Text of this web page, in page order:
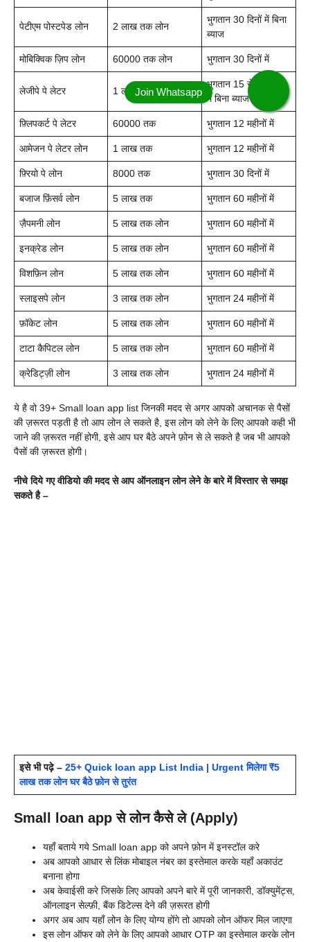
पेटीएम पोस्टपेड लोन 2 लाख तक लोन
भुगतान 30 दिनों में बिना
ब्याज
मोबिक्विक ज़िप लोन 60000 तक लोन भुगतान 30 दिनों में
लेजीपे पे लेटर 1 लाख तक
भुगतान 15 से 30 दिनों
में बिना ब्याज
फ़्लिपकर्ट पे लेटर 60000 तक भुगतान 12 महीनों में
आमेजन पे लेटर लोन 1 लाख तक भुगतान 12 महीनों में
फ़्रियो पे लोन 8000 तक भुगतान 30 दिनों में
बजाज फ़िंसर्व लोन 5 लाख तक भुगतान 60 महीनों में
ज़ैपमनी लोन 5 लाख तक लोन भुगतान 60 महीनों में
इनक्रेड लोन 5 लाख तक लोन भुगतान 60 महीनों में
विशफ़िन लोन 5 लाख तक लोन भुगतान 60 महीनों में
स्लाइसपे लोन 3 लाख तक लोन भुगतान 24 महीनों में
फ़ॉकेट लोन 5 लाख तक लोन भुगतान 60 महीनों में
टाटा कैपिटल लोन 5 लाख तक लोन भुगतान 60 महीनों में
क्रेडिट्ज़ी लोन 3 लाख तक लोन भुगतान 24 महीनों में
ये है वो 39+ Small loan app list जिनकी मदद से अगर आपको अचानक से पैसों
की ज़रूरत पड़ती है तो आप लोन ले सकते है, इस लोन को लेने के लिए आपको कही भी
जाने की ज़रूरत नहीं होगी, इसे आप घर बैठे अपने फ़ोन से ले सकते है जब भी आपको
पैसों की ज़रूरत होगी।
नीचे दिये गए वीडियो की मदद से आप ऑनलाइन लोन लेने के बारे में विस्तार से समझ
सकते है –
इसे भी पढ़े – 25+ Quick loan app List India | Urgent मिलेगा ₹5
लाख तक लोन घर बैठे फ़ोन से तुरंत
Small loan app से लोन कैसे ले (Apply)
यहाँ बताये गये Small loan app को अपने फ़ोन में इनस्टॉल करे
अब आपको आधार से लिंक मोबाइल नंबर का इस्तेमाल करके यहाँ अकाउंट
बनाना होगा
अब केवाईसी करे जिसके लिए आपको अपने बारे में पूरी जानकारी, डॉक्युमेंट्स,
ऑनलाइन सेल्फ़ी, बैंक डिटेल्स देने की ज़रूरत होगी
अगर अब आप यहाँ लोन के लिए योग्य होंगे तो आपको लोन ऑफर मिल जाएगा
इस लोन ऑफर को लेने के लिए आपको आधार OTP का इस्तेमाल करके लोन